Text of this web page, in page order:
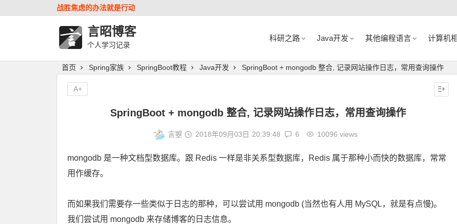
战胜焦虑的办法就是行动
言昭博客
个人学习记录
科研之路 Java开发 其他编程语言 计算机
首页 Spring家族 SpringBoot教程 Java开发 SpringBoot + mongodb 整合, 记录网站操作日志，常用查询操作
SpringBoot + mongodb 整合, 记录网站操作日志，常用查询操作
言曌 2018年09月03日 20:39:48 6 10096 views
mongodb 是一种文档型数据库。跟 Redis 一样是非关系型数据库，Redis 属于那种小而快的数据库，常常
用作缓存。
而如果我们需要存一些类似于日志的那种，可以尝试用 mongodb (当然也有人用 MySQL，就是有点慢)。
我们尝试用 mongodb 来存储博客的日志信息。
A+